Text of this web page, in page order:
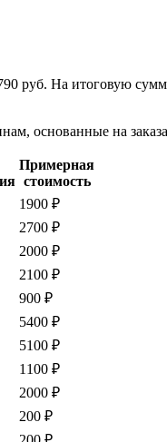
руб. На итоговую
основанные на
Примерная
стоимость
1900 ₽
2700 ₽
2000 ₽
2100 ₽
900 ₽
5400 ₽
5100 ₽
1100 ₽
2000 ₽
200 ₽